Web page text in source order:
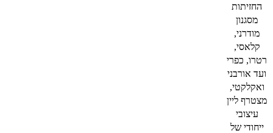
החזיתות
מסגנון
מודרני,
קלאסי,
רטרו, כפרי
ועד אורבני
ואקלקטי,
מצטרף ליין
עיצובי
ייחודי של